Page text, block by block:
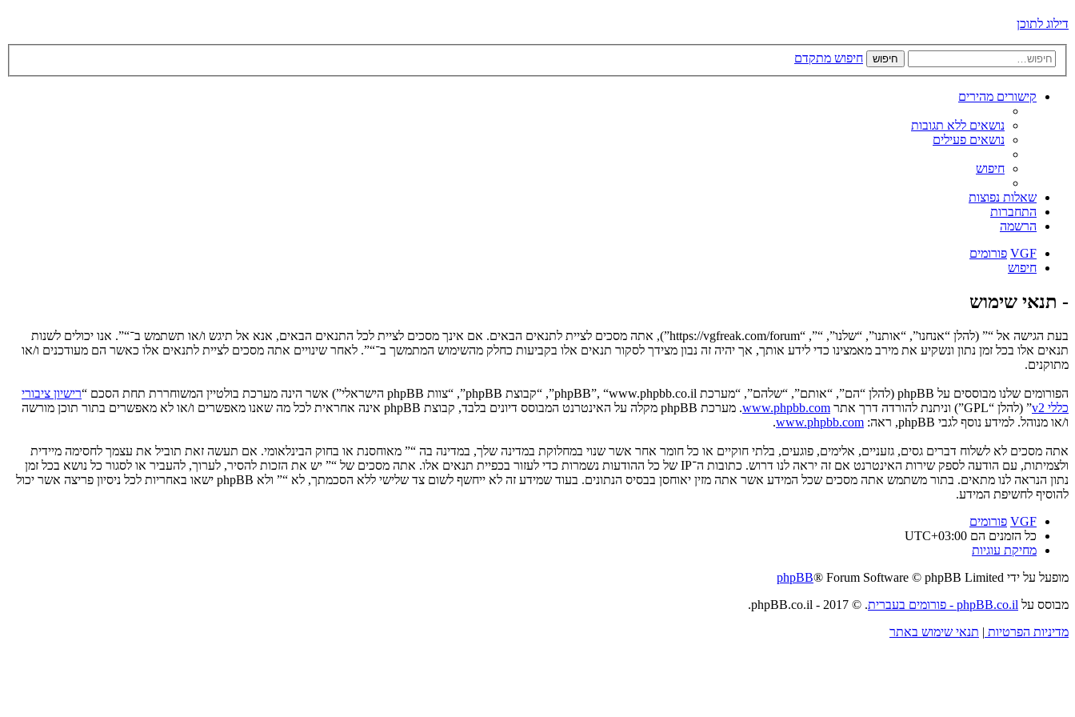
דילוג לתוכן
חיפוש חיפוש מתקדם
קישורים מהירים
נושאים ללא תגובות
נושאים פעילים
חיפוש
שאלות נפוצות
התחברות
הרשמה
VGF פורומים
חיפוש
- תנאי שימוש
בעת הגישה אל “” (להלן “אנחנו”, “אותנו”, “שלנו”, “”, “https://vgfreak.com/forum”), אתה מסכים לציית לתנאים הבאים. אם אינך מסכים לציית לכל התנאים הבאים, אנא אל תיגש ו/או תשתמש ב־“”. אנו יכולים לשנות
תנאים אלו בכל זמן נתון ונשקיע את מירב מאמצינו כדי לידע אותך, אך יהיה זה נבון מצידך לסקור תנאים אלו בקביעות כחלק מהשימוש המתמשך ב־“”. לאחר שינויים אתה מסכים לציית לתנאים אלו כאשר הם מעודכנים ו/או
מתוקנים.
הפורומים שלנו מבוססים על phpBB (להלן “הם”, “אותם”, “שלהם”, “מערכת phpBB”, “www.phpbb.co.il”, “קבוצת phpBB”, “צוות phpBB הישראלי”) אשר הינה מערכת בולטיין המשוחררת תחת הסכם “
רישיון ציבורי
כללי v2
” (להלן “GPL”) וניתנת להורדה דרך אתר www.phpbb.com
. מערכת phpBB מקלה על האינטרנט המבוסס דיונים בלבד, קבוצת phpBB אינה אחראית לכל מה שאנו מאפשרים ו/או לא מאפשרים בתור תוכן מורשה
ו/או מנוהל. למידע נוסף לגבי phpBB, ראה:
www.phpbb.com
.
אתה מסכים לא לשלוח דברים גסים, גזעניים, אלימים, פוגעים, בלתי חוקיים או כל חומר אחר אשר שנוי במחלוקת במדינה שלך, במדינה בה “” מאוחסנת או בחוק הבינלאומי. אם תעשה זאת תוביל את עצמך לחסימה מיידית
ולצמיתות, עם הודעה לספק שירות האינטרנט אם זה יראה לנו דרוש. כתובות ה־IP של כל ההודעות נשמרות כדי לעזור בכפיית תנאים אלו. אתה מסכים של “” יש את הזכות להסיר, לערוך, להעביר או לסגור כל נושא בכל זמן
נתון הנראה לנו מתאים. בתור משתמש אתה מסכים שכל המידע אשר אתה מזין יאוחסן בבסיס הנתונים. בעוד שמידע זה לא ייחשף לשום צד שלישי ללא הסכמתך, לא “” ולא phpBB ישאו באחריות לכל ניסיון פריצה אשר יכול
להוסיף לחשיפת המידע.
VGF פורומים
כל הזמנים הם UTC+03:00
מחיקת עוגיות
מופעל על ידי
phpBB® Forum Software © phpBB Limited
מבוסס על phpBB.co.il - פורומים בעברית
. © 2017 - phpBB.co.il.
מדיניות הפרטיות | תנאי שימוש באתר